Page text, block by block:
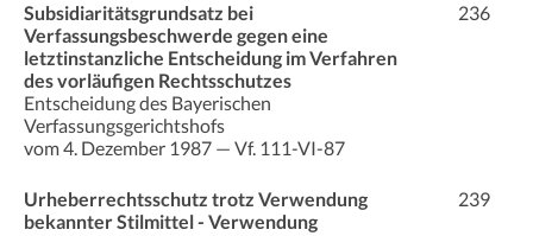
Subsidiaritätsgrundsatz bei
Verfassungsbeschwerde gegen eine
letztinstanzliche Entscheidung im Verfahren
des vorläufigen Rechtsschutzes
Entscheidung des Bayerischen
Verfassungsgerichtshofs
vom 4. Dezember 1987 — Vf. 111-VI-87
236
Urheberrechtsschutz trotz Verwendung
bekannter Stilmittel - Verwendung
239